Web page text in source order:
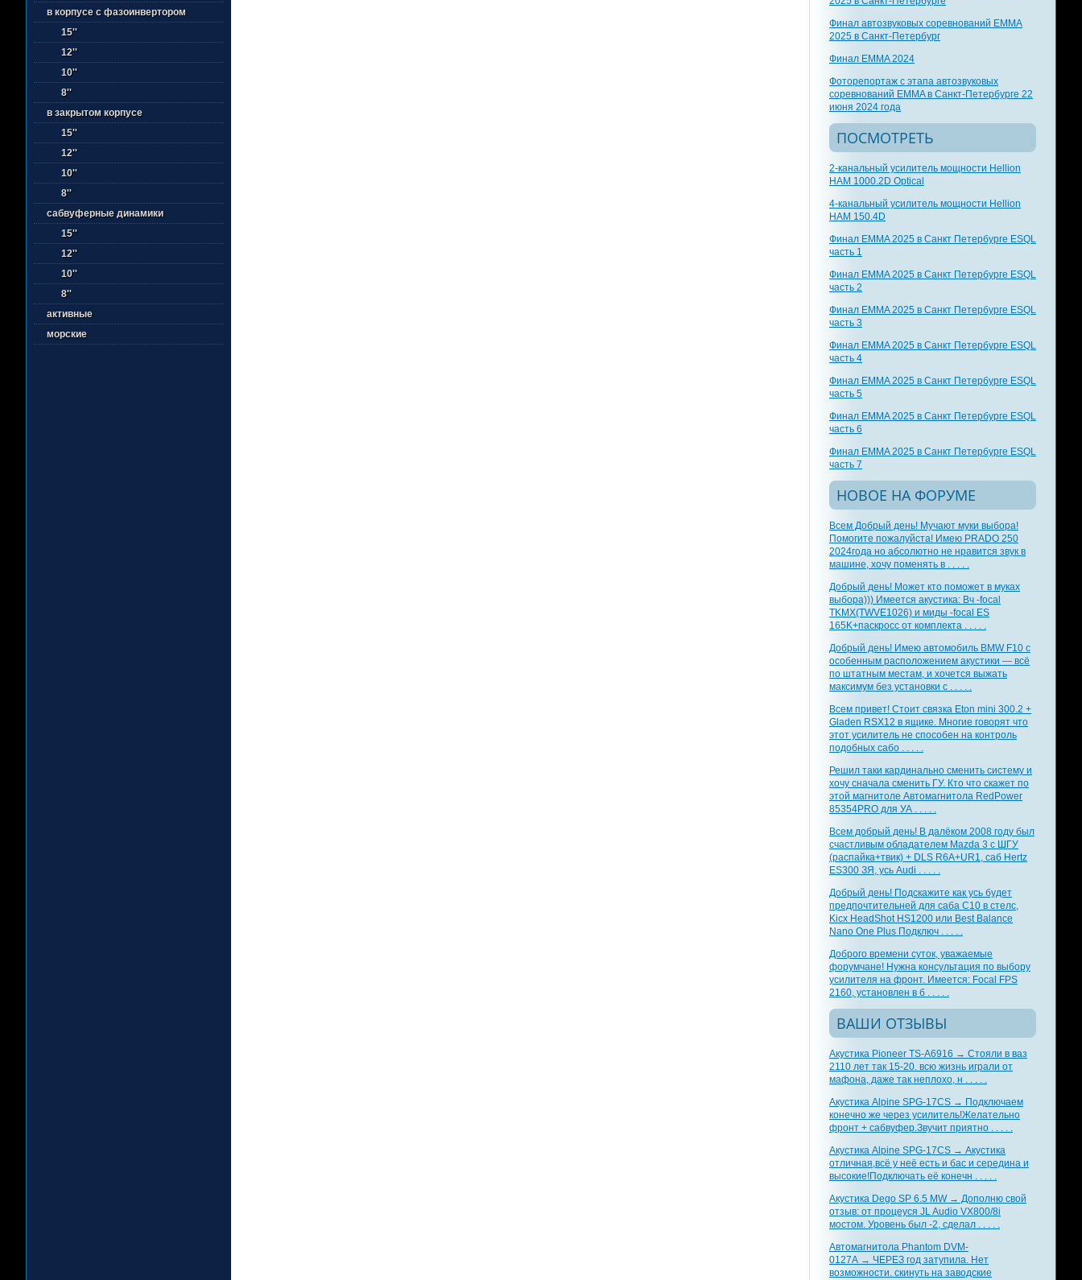
в корпусе с фазоинвертором
15''
12''
10''
8''
в закрытом корпусе
15''
12''
10''
8''
сабвуферные динамики
15''
12''
10''
8''
активные
морские
Финал автозвуковых соревнований EMMA
2025 в Санкт-Петербург
Финал EMMA 2024
Фоторепортаж с этапа автозвуковых
соревнований EMMA в Санкт-Петербурге 22
июня 2024 года
ПОСМОТРЕТЬ
2-канальный усилитель мощности Hellion
HAM 1000.2D Optical
4-канальный усилитель мощности Hellion
HAM 150.4D
Финал EMMA 2025 в Санкт Петербурге ESQL
часть 1
Финал EMMA 2025 в Санкт Петербурге ESQL
часть 2
Финал EMMA 2025 в Санкт Петербурге ESQL
часть 3
Финал EMMA 2025 в Санкт Петербурге ESQL
часть 4
Финал EMMA 2025 в Санкт Петербурге ESQL
часть 5
Финал EMMA 2025 в Санкт Петербурге ESQL
часть 6
Финал EMMA 2025 в Санкт Петербурге ESQL
часть 7
НОВОЕ НА ФОРУМЕ
Всем Добрый день! Мучают муки выбора!
Помогите пожалуйста! Имею PRADO 250
2024года но абсолютно не нравится звук в
машине, хочу поменять в . . . . .
Добрый день! Может кто поможет в муках
выбора))) Имеется акустика: Вч -focal
TKMX(TWVE1026) и миды -focal ES
165K+паскросс от комплекта . . . . .
Добрый день! Имею автомобиль BMW F10 с
особенным расположением акустики — всё
по штатным местам, и хочется выжать
максимум без установки с . . . . .
Всем привет! Стоит связка Eton mini 300.2 +
Gladen RSX12 в ящике. Многие говорят что
этот усилитель не способен на контроль
подобных сабо . . . . .
Решил таки кардинально сменить систему и
хочу сначала сменить ГУ. Кто что скажет по
этой магнитоле Автомагнитола RedPower
85354PRO для УА . . . . .
Всем добрый день! В далёком 2008 году был
счастливым обладателем Mazda 3 с ШГУ
(распайка+твик) + DLS R6A+UR1, саб Hertz
ES300 ЗЯ, усь Audi . . . . .
Добрый день! Подскажите как усь будет
предпочтительней для саба С10 в стелс,
Kicx HeadShot HS1200 или Best Balance
Nano One Plus Подключ . . . . .
Доброго времени суток, уважаемые
форумчане! Нужна консультация по выбору
усилителя на фронт. Имеется: Focal FPS
2160, установлен в б . . . . .
ВАШИ ОТЗЫВЫ
Акустика Pioneer TS-A6916 → Стояли в ваз
2110 лет так 15-20. всю жизнь играли от
мафона, даже так неплохо, н . . . . .
Акустика Alpine SPG-17CS → Подключаем
конечно же через усилитель!Желательно
фронт + сабвуфер.Звучит приятно . . . . .
Акустика Alpine SPG-17CS → Акустика
отличная,всё у неё есть и бас и середина и
высокие!Подключать её конечн . . . . .
Акустика Dego SP 6.5 MW → Дополню свой
отзыв: от процеуся JL Audio VX800/8i
мостом. Уровень был -2, сделал . . . . .
Автомагнитола Phantom DVM-
0127A → ЧЕРЕЗ год затупила. Нет
возможности. скинуть на заводские